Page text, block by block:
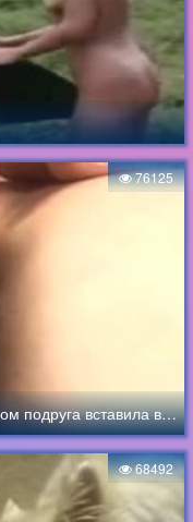
76125
"Узбецький секс" зі змією:крупним планом подруга вставила в анал узбечке довгу змію
68492